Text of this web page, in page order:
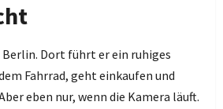
Dort führt er ein ruhiges
Fahrrad, geht einkaufen und
eben nur, wenn die Kamera läuft.